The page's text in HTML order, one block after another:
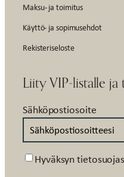
Maksu- ja toimitus
Käyttö- ja sopimusehdot
Rekisteriseloste
Liity VIP-listalle ja
Sähköpostiosoite
Suostumus
Hyväksyn